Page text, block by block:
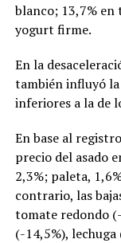
blanco; 13,7% en
yogurt firme.
En la
también influyó
inferiores a la de
En base al
precio del asado
2,3%; paleta,
contrario, las
tomate redondo
(-14,5%),